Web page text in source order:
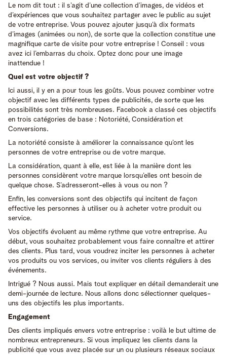
Le nom dit tout : il s’agit d’une collection d’images, de vidéos et
d’expériences que vous souhaitez partager avec le public au sujet
de votre entreprise. Vous pouvez ajouter jusqu’à dix formats
d’images (animées ou non), de sorte que la collection constitue une
magnifique carte de visite pour votre entreprise ! Conseil : vous
avez ici l’embarras du choix. Optez donc pour une image
inattendue !
Quel est votre objectif ?
Ici aussi, il y en a pour tous les goûts. Vous pouvez combiner votre
objectif avec les différents types de publicités, de sorte que les
possibilités sont très nombreuses. Facebook a classé ces objectifs
en trois catégories de base : Notoriété, Considération et
Conversions.
La notoriété consiste à améliorer la connaissance qu’ont les
personnes de votre entreprise ou de votre marque.
La considération, quant à elle, est liée à la manière dont les
personnes considèrent votre marque lorsqu’elles ont besoin de
quelque chose. S’adresseront-elles à vous ou non ?
Enfin, les conversions sont des objectifs qui incitent de façon
effective les personnes à utiliser ou à acheter votre produit ou
service.
Vos objectifs évoluent au même rythme que votre entreprise. Au
début, vous souhaitez probablement vous faire connaître et attirer
des clients. Plus tard, vous voudrez inciter les personnes à acheter
vos produits ou vos services, ou inviter vos clients réguliers à des
événements.
Intrigué ? Nous aussi. Mais tout expliquer en détail demanderait une
demi-journée de lecture. Nous allons donc sélectionner quelques-
uns des objectifs les plus importants.
Engagement
Des clients impliqués envers votre entreprise : voilà le but ultime de
nombreux entrepreneurs. Si vous impliquez les clients dans la
publicité que vous avez placée sur un ou plusieurs réseaux sociaux